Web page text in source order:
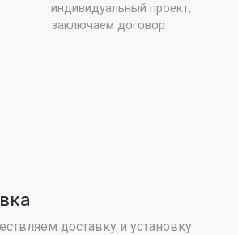
индивидуальный проект,
заключаем договор
доставку и установку